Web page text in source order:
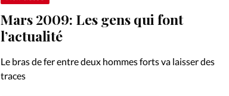
Mars 2009: Les gens qui font
l’actualité
Le bras de fer entre deux hommes forts va laisser des
traces